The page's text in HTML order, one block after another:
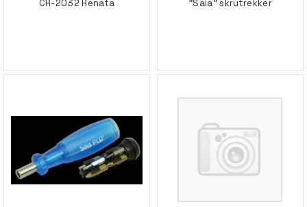
CR-2032 Renata "Saia" skrutrekker